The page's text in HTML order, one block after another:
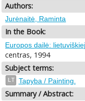
Authors:
Jurėnaitė, Raminta
In the Book:
Europos dailė:
centras, 1994
Subject terms:
LT Tapyba / Painting.
Summary / Abstract: